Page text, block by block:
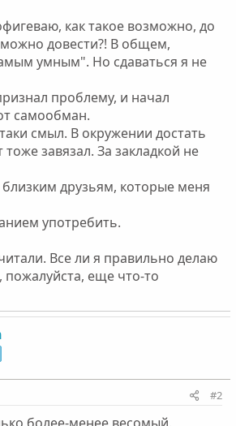
как такое возможно, до
довести?! В общем,
умным". Но сдаваться я не
проблему, и начал
самообман.
смыл. В окружении достать
тоже завязал. За закладкой не
близким друзьям, которые меня
употребить.
Все ли я правильно делаю
еще что-то
#2